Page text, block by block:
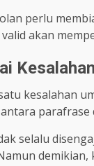
perlu
akan
kesalahan
selalu